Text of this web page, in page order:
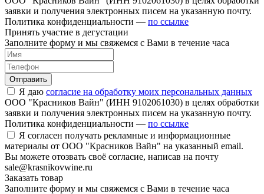
заявки и получения электронных писем на указанную почту.
Политика конфиденциальности — по ссылке
Принять участие в дегустации
Заполните форму и мы свяжемся с Вами в течение часа
Отправить
Я даю согласие на обработку моих персональных данных
ООО "Красников Вайн" (ИНН 9102061030) в целях обработки
заявки и получения электронных писем на указанную почту.
Политика конфиденциальности — по ссылке
Я согласен получать рекламные и информационные
материалы от ООО "Красников Вайн" на указанный email.
Вы можете отозвать своё согласие, написав на почту
sale@krasnikovwine.ru
Заказать товар
Заполните форму и мы свяжемся с Вами в течение часа